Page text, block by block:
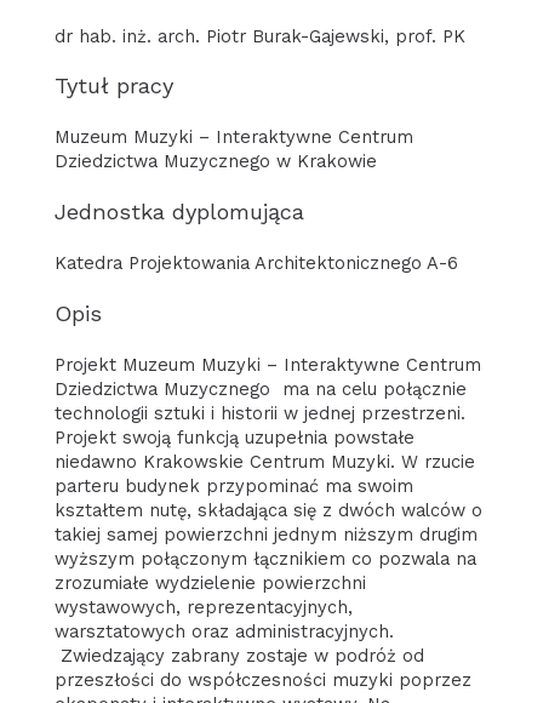
dr hab. inż. arch. Piotr Burak-Gajewski, prof. PK
Tytuł pracy
Muzeum Muzyki – Interaktywne Centrum
Dziedzictwa Muzycznego w Krakowie
Jednostka dyplomująca
Katedra Projektowania Architektonicznego A-6
Opis
Projekt Muzeum Muzyki – Interaktywne Centrum
Dziedzictwa Muzycznego ma na celu połącznie
technologii sztuki i historii w jednej przestrzeni.
Projekt swoją funkcją uzupełnia powstałe
niedawno Krakowskie Centrum Muzyki. W rzucie
parteru budynek przypominać ma swoim
kształtem nutę, składająca się z dwóch walców o
takiej samej powierzchni jednym niższym drugim
wyższym połączonym łącznikiem co pozwala na
zrozumiałe wydzielenie powierzchni
wystawowych, reprezentacyjnych,
warsztatowych oraz administracyjnych.
Zwiedzający zabrany zostaje w podróż od
przeszłości do współczesności muzyki poprzez